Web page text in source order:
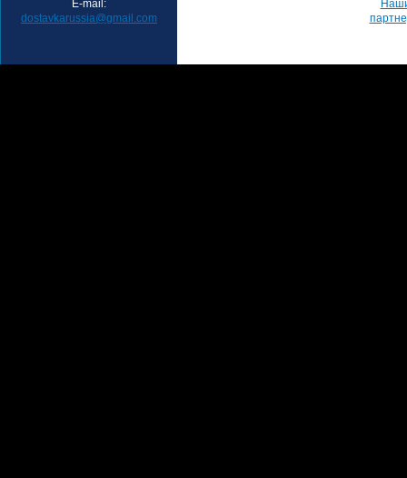
E-mail:
dostavkarussia@gmail.com